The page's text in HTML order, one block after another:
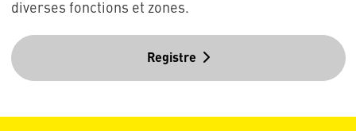
diverses fonctions et zones.
Registre